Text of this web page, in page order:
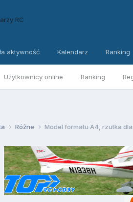
Użytkownicy online Ranking
aktywność Kalendarz Ranking
Różne Model formatu A4, rzutka